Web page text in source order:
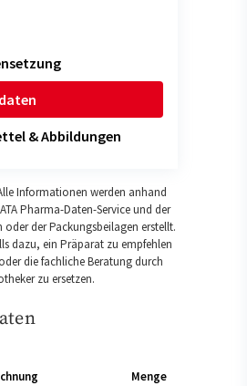
& Abbildungen
Informationen werden anhand
Pharma-Daten-Service und der
der Packungsbeilagen erstellt.
dazu, ein Präparat zu empfehlen
die fachliche Beratung durch
zu ersetzen.
Menge